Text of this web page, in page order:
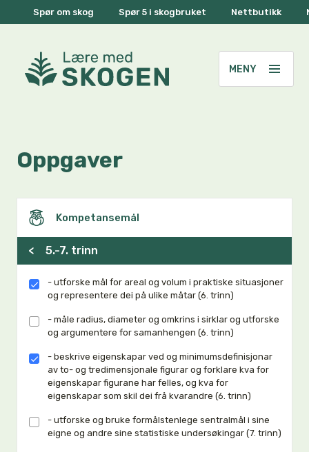
Spør om skog Spør 5 i skogbruket Nettbutikk
Oppgaver
Kompetansemål
< 5.-7. trinn
- utforske mål for areal og volum i praktiske situasjoner
og representere dei på ulike måtar (6. trinn)
- måle radius, diameter og omkrins i sirklar og utforske
og argumentere for samanhengen (6. trinn)
- beskrive eigenskapar ved og minimumsdefinisjonar
av to- og tredimensjonale figurar og forklare kva for
eigenskapar figurane har felles, og kva for
eigenskapar som skil dei frå kvarandre (6. trinn)
- utforske og bruke formålstenlege sentralmål i sine
eigne og andre sine statistiske undersøkingar (7. trinn)